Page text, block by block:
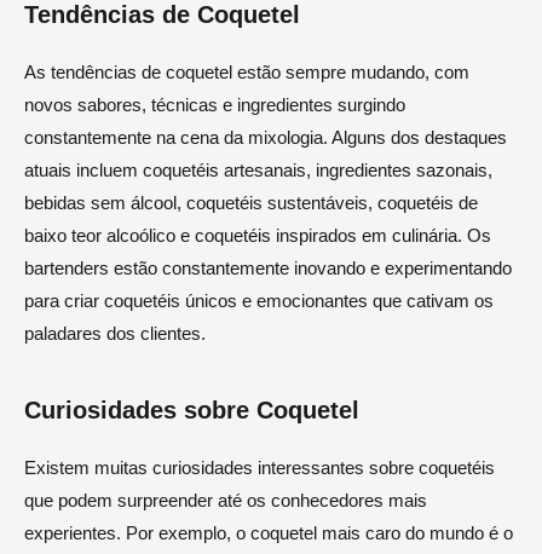
Tendências de Coquetel
As tendências de coquetel estão sempre mudando, com
novos sabores, técnicas e ingredientes surgindo
constantemente na cena da mixologia. Alguns dos destaques
atuais incluem coquetéis artesanais, ingredientes sazonais,
bebidas sem álcool, coquetéis sustentáveis, coquetéis de
baixo teor alcoólico e coquetéis inspirados em culinária. Os
bartenders estão constantemente inovando e experimentando
para criar coquetéis únicos e emocionantes que cativam os
paladares dos clientes.
Curiosidades sobre Coquetel
Existem muitas curiosidades interessantes sobre coquetéis
que podem surpreender até os conhecedores mais
experientes. Por exemplo, o coquetel mais caro do mundo é o